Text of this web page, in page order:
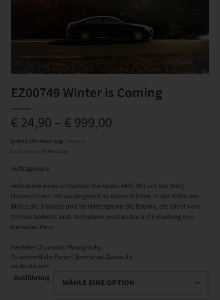
EZ00749 Winter is Coming
€24,90 – €999,00
Enthält 19% Mwst. zzgl. Versand
Lieferzeit: ca. 10 Werktage
Auftragsware
Aufnahme eines schwarzen Mercedes AMG S63 vor der Burg
Hohenzollern. Im Vordergrund ist etwas Schnee. In der Mitte des
Bildes die S-Klasse und im Hintergrund die Bäume, die leicht vom
Schnee bedeckt sind. Aufnahme entstanden auf Einladung von
Mercedes Benz
Hersteller: Zouboulis Photography
Verantwortliche Person: Emmanuel Zouboulis
zouboulis.com
Ausführung